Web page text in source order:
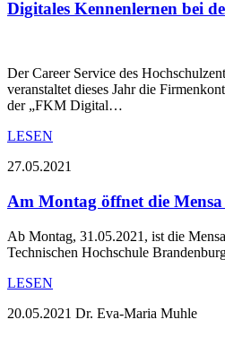
Digitales Kennenlernen bei
Der Career Service des
veranstaltet dieses Jahr die
der „FKM Digital…
LESEN
27.05.2021
Am Montag öffnet die
Ab Montag, 31.05.2021, ist die
Technischen Hochschule
LESEN
20.05.2021 Dr. Eva-Maria Muhle